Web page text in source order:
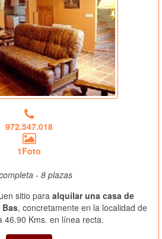
972.547.018
1Foto
- 8 plazas
sitio para alquilar una casa de
, concretamente en la localidad de
46.90 Kms. en línea recta.